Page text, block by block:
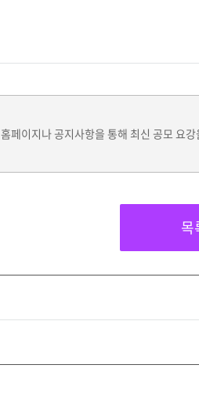
페이지나 공지사항을 통해 최신 공모 요
목